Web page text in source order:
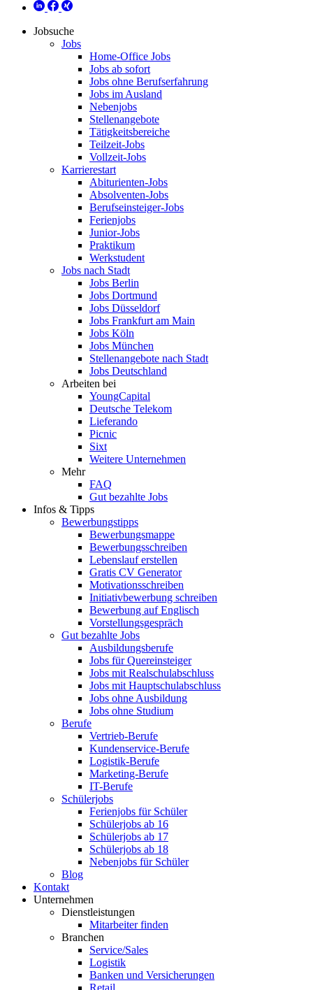
Jobsuche
Jobs
Home-Office Jobs
Jobs ab sofort
Jobs ohne Berufserfahrung
Jobs im Ausland
Nebenjobs
Stellenangebote
Tätigkeitsbereiche
Teilzeit-Jobs
Vollzeit-Jobs
Karrierestart
Abiturienten-Jobs
Absolventen-Jobs
Berufseinsteiger-Jobs
Ferienjobs
Junior-Jobs
Praktikum
Werkstudent
Jobs nach Stadt
Jobs Berlin
Jobs Dortmund
Jobs Düsseldorf
Jobs Frankfurt am Main
Jobs Köln
Jobs München
Stellenangebote nach Stadt
Jobs Deutschland
Arbeiten bei
YoungCapital
Deutsche Telekom
Lieferando
Picnic
Sixt
Weitere Unternehmen
Mehr
FAQ
Gut bezahlte Jobs
Infos & Tipps
Bewerbungstipps
Bewerbungsmappe
Bewerbungsschreiben
Lebenslauf erstellen
Gratis CV Generator
Motivationsschreiben
Initiativbewerbung schreiben
Bewerbung auf Englisch
Vorstellungsgespräch
Gut bezahlte Jobs
Ausbildungsberufe
Jobs für Quereinsteiger
Jobs mit Realschulabschluss
Jobs mit Hauptschulabschluss
Jobs ohne Ausbildung
Jobs ohne Studium
Berufe
Vertrieb-Berufe
Kundenservice-Berufe
Logistik-Berufe
Marketing-Berufe
IT-Berufe
Schülerjobs
Ferienjobs für Schüler
Schülerjobs ab 16
Schülerjobs ab 17
Schülerjobs ab 18
Nebenjobs für Schüler
Blog
Kontakt
Unternehmen
Dienstleistungen
Mitarbeiter finden
Branchen
Service/Sales
Logistik
Banken und Versicherungen
Retail